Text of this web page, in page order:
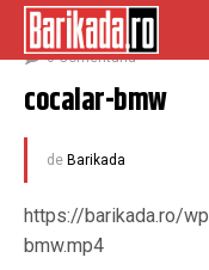
decembrie 29, 2019
0 Comentariu
cocalar-bmw
de Barikada
https://barikada.ro/
bmw.mp4